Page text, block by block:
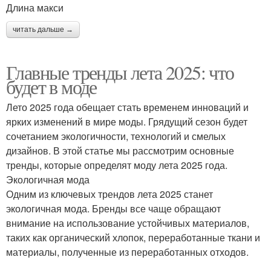
Длина макси
читать дальше →
Главные тренды лета 2025: что
будет в моде
Лето 2025 года обещает стать временем инноваций и
ярких изменений в мире моды. Грядущий сезон будет
сочетанием экологичности, технологий и смелых
дизайнов. В этой статье мы рассмотрим основные
тренды, которые определят моду лета 2025 года.
Экологичная мода
Одним из ключевых трендов лета 2025 станет
экологичная мода. Бренды все чаще обращают
внимание на использование устойчивых материалов,
таких как органический хлопок, переработанные ткани и
материалы, полученные из переработанных отходов.